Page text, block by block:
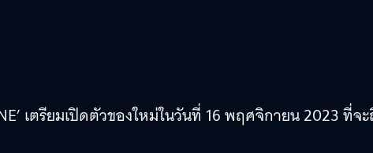
เตรียมเปิดตัวของใหม่ในวันที่ 16 พฤศจิกายน 2023 ที่จ